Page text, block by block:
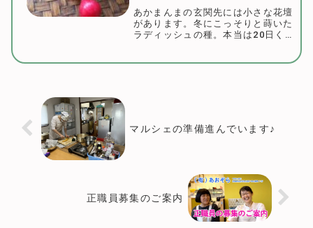
あかまんまの玄関先には小さな花壇
があります。冬にこっそりと蒔いた
ラディッシュの種。本当は20日くら
マルシェの準備進んでいます♪
正職員募集のご案内